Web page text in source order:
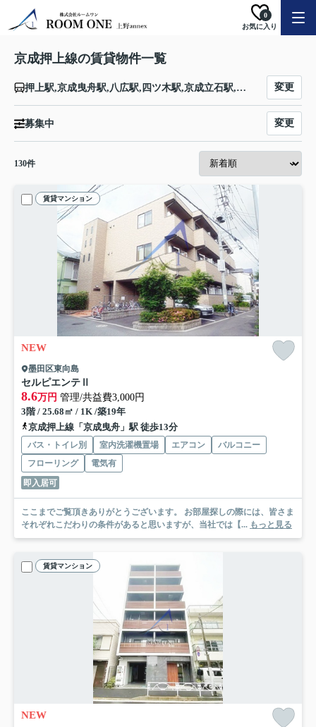
お気に入り
0
京成押上線の賃貸物件一覧
押上駅,京成曳舟駅,八広駅,四ツ木駅,京成立石駅,青砥駅 変更
募集中 変更
130件
賃貸マンション
NEW
墨田区東向島
セルピエンテⅡ
8.6万円 管理/共益費3,000円
3階 / 25.68㎡ / 1K /築19年
京成押上線「京成曳舟」駅 徒歩13分
バス・トイレ別 室内洗濯機置場 エアコン
バルコニー
フローリング
電気有
即入居可
ここまでご覧頂きありがとうございます。 お部屋探しの際には、皆さま
それぞれこだわりの条件があると思いますが、当社では【... もっと見る
賃貸マンション
NEW